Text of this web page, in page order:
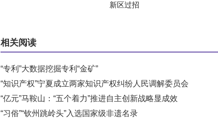
新区过招
相关阅读
“专利”大数据挖掘专利“金矿”
“知识产权”宁夏成立两家知识产权纠纷人民调解委员会
“亿元”马鞍山：“五个着力”推进自主创新战略显成效
“习俗”“钦州跳岭头”入选国家级非遗名录